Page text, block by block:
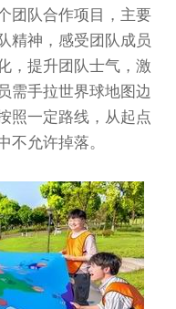
团队合作项目，主要
精神，感受团队成员
，提升团队士气，激
需手拉世界球地图边
照一定路线，从起点
不允许掉落。